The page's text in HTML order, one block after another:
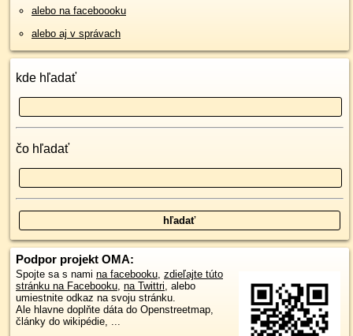
alebo na faceboooku
alebo aj v správach
kde hľadať
čo hľadať
Podpor projekt OMA:
Spojte sa s nami na facebooku, zdieľajte túto
stránku na Facebooku, na Twittri, alebo
umiestnite odkaz na svoju stránku.
Ale hlavne doplňte dáta do Openstreetmap,
články do wikipédie, ...